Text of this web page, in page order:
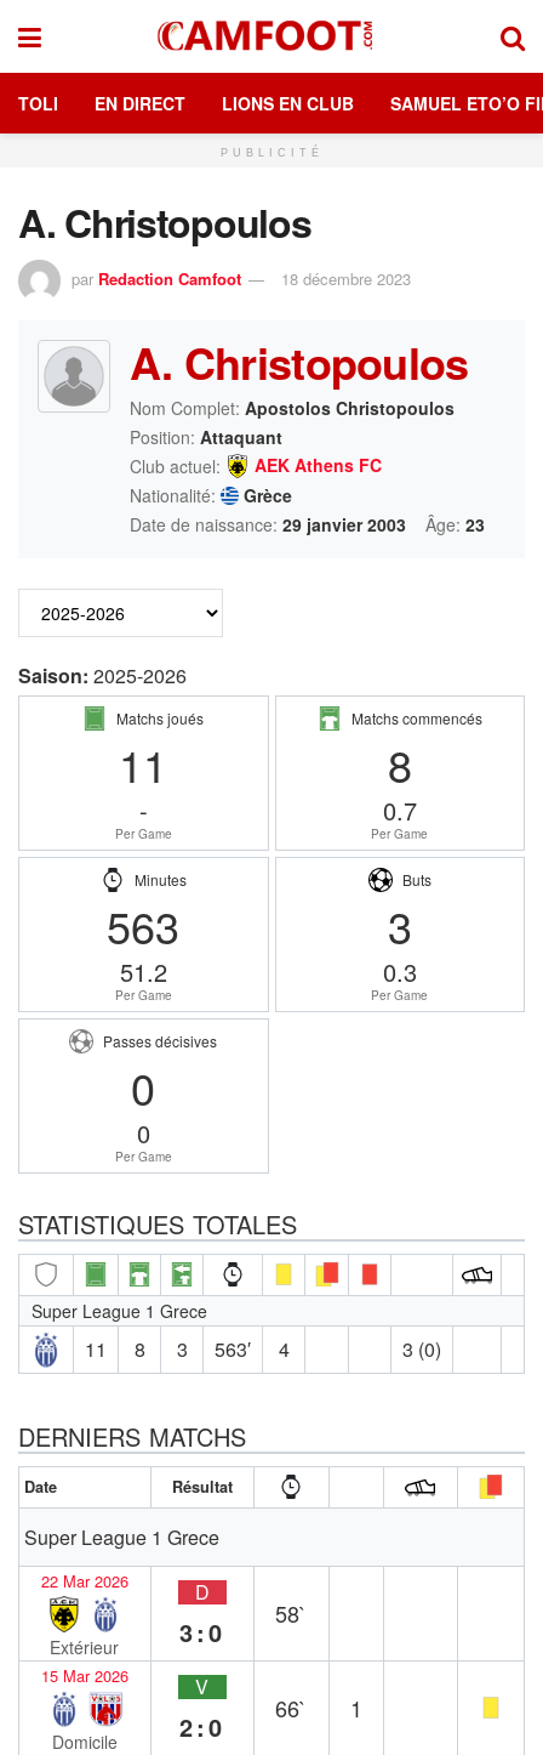
TOLI EN DIRECT LIONS EN CLUB SAMUEL ETO’O
PUBLICITÉ
A. Christopoulos
par Redaction Camfoot 18 décembre 2023
A. Christopoulos
Nom Complet: Apostolos Christopoulos
Position: Attaquant
Club actuel:
AEK Athens FC
Nationalité:
Grèce
Date de naissance: 29 janvier 2003 Âge: 23
Saison: 2025-2026
Matchs joués
11
-
Per Game
Matchs commencés
8
0.7
Per Game
Minutes
563
51.2
Per Game
Buts
3
0.3
Per Game
Passes décisives
0
0
Per Game
STATISTIQUES TOTALES
Super League 1 Grece
11 8 3 563′ 4 3 (0)
DERNIERS MATCHS
Date Résultat
Super League 1 Grece
22 Mar 2026
Extérieur
D
3:0
58`
15 Mar 2026
Domicile
V
2:0
66` 1